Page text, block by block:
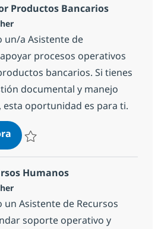
Productos Bancarios
un/a Asistente de
procesos operativos
bancarios. Si tienes
documental y manejo
esta oportunidad es para ti.
Processes Operator Productos
Humanos
un Asistente de Recursos
soporte operativo y